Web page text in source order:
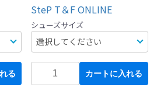
る
SteP T＆F ONLINE
シューズサイズ
カートに入れる